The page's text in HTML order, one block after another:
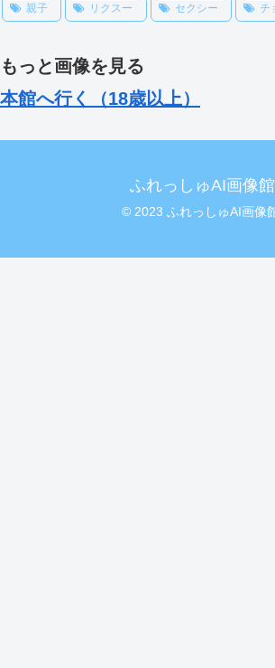
親子 リクスー セクシー チ
もっと画像を見る
本館へ行く（18歳以上）
ふれっしゅAI画像館
© 2023 ふれっしゅAI画像